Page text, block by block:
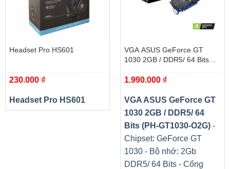
Headset Pro HS601
230.000 ₫
Headset Pro HS601
VGA ASUS GeForce GT
1030 2GB / DDR5/ 64 Bits
1.990.000 ₫
VGA ASUS GeForce GT
1030 2GB / DDR5/ 64
Bits (PH-GT1030-O2G)-
Chipset: GeForce GT
1030 - Bộ nhớ: 2Gb
DDR5/ 64 Bits - Cổng